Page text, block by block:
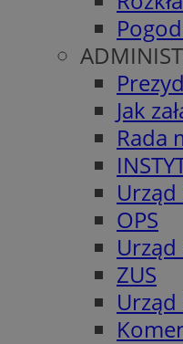
Jak
Rada
OPS
ZUS
Urząd